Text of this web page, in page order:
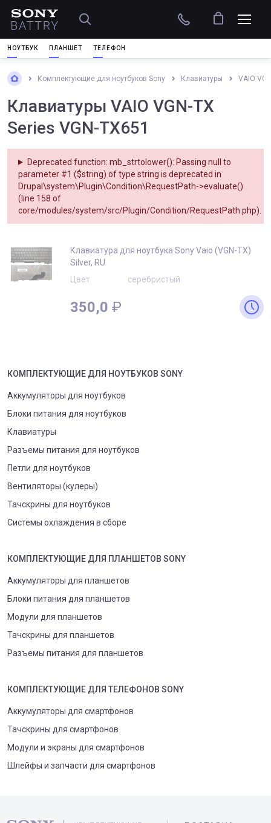
НОУТБУК ПЛАНШЕТ ТЕЛЕФОН
Комплектующие для ноутбуков Sony Клавиатуры VAIO
Клавиатуры VAIO VGN-TX
Series VGN-TX651
Deprecated function: mb_strtolower(): Passing null to
parameter #1 ($string) of type string is deprecated in
Drupal\system\Plugin\Condition\RequestPath->evaluate()
(line 158 of
core/modules/system/src/Plugin/Condition/RequestPath.php).
Клавиатура для ноутбука Sony Vaio (VGN-TX)
Silver, RU
Цвет
серебристый
350,0 ₽
КОМПЛЕКТУЮЩИЕ ДЛЯ НОУТБУКОВ SONY
Аккумуляторы для ноутбуков
Блоки питания для ноутбуков
Клавиатуры
Разъемы питания для ноутбуков
Петли для ноутбуков
Вентиляторы (кулеры)
Тачскрины для ноутбуков
Системы охлаждения в сборе
КОМПЛЕКТУЮЩИЕ ДЛЯ ПЛАНШЕТОВ SONY
Аккумуляторы для планшетов
Блоки питания для планшетов
Модули для планшетов
Тачскрины для планшетов
Разъемы питания для планшетов
КОМПЛЕКТУЮЩИЕ ДЛЯ ТЕЛЕФОНОВ SONY
Аккумуляторы для смартфонов
Тачскрины для смартфонов
Модули и экраны для смартфонов
Шлейфы и запчасти для смартфонов